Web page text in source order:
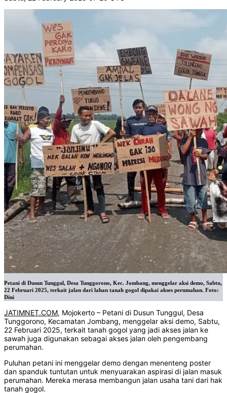
Petani di Dusun Tunggul, Desa Tunggorono, Kec. Jombang, menggelar aksi demo, Sabtu,
22 Februari 2025, terkait jalan dari lahan tanah gogol dipakai akses perumahan. Foto:
Dini
JATIMNET.COM, Mojokerto – Petani di Dusun Tunggul, Desa
Tunggorono, Kecamatan Jombang, menggelar aksi demo, Sabtu,
22 Februari 2025, terkait tanah gogol yang jadi akses jalan ke
sawah juga digunakan sebagai akses jalan oleh pengembang
perumahan.
Puluhan petani ini menggelar demo dengan menenteng poster
dan spanduk tuntutan untuk menyuarakan aspirasi di jalan masuk
perumahan. Mereka merasa membangun jalan usaha tani dari hak
tanah gogol.